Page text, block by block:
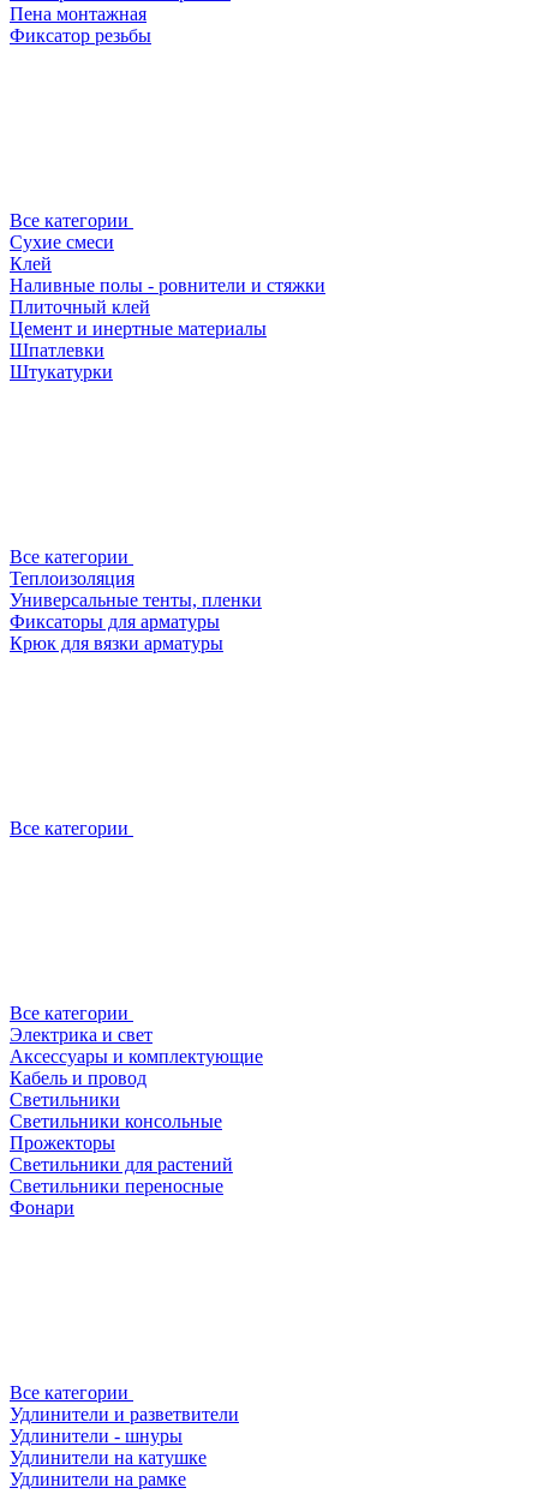
Пена монтажная
Фиксатор резьбы
Все категории
Сухие смеси
Клей
Наливные полы - ровнители и стяжки
Плиточный клей
Цемент и инертные материалы
Шпатлевки
Штукатурки
Все категории
Теплоизоляция
Универсальные тенты, пленки
Фиксаторы для арматуры
Крюк для вязки арматуры
Все категории
Все категории
Электрика и свет
Аксессуары и комплектующие
Кабель и провод
Светильники
Светильники консольные
Прожекторы
Светильники для растений
Светильники переносные
Фонари
Все категории
Удлинители и разветвители
Удлинители - шнуры
Удлинители на катушке
Удлинители на рамке